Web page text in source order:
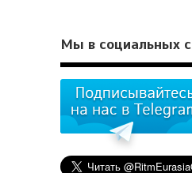
Мы в социальных